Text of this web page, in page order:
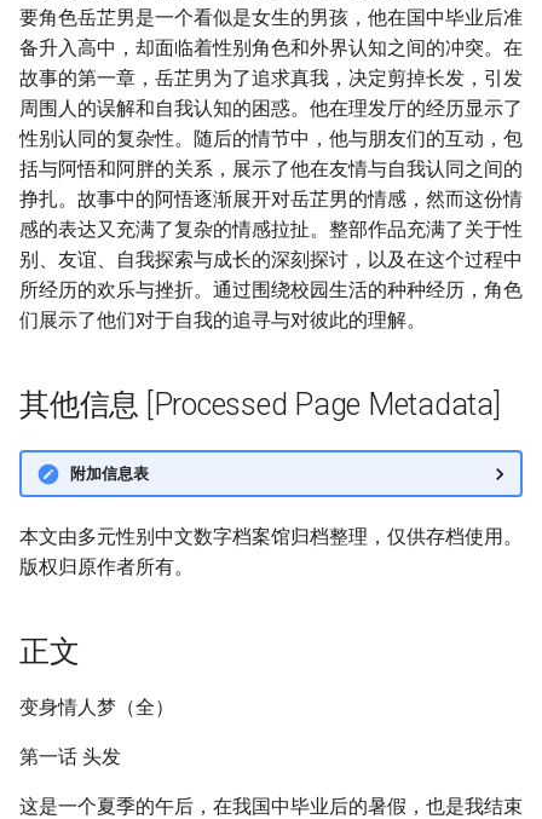
要角色岳芷男是一个看似是女生的男孩，他在国中毕业后准
备升入高中，却面临着性别角色和外界认知之间的冲突。在
故事的第一章，岳芷男为了追求真我，决定剪掉长发，引发
周围人的误解和自我认知的困惑。他在理发厅的经历显示了
性别认同的复杂性。随后的情节中，他与朋友们的互动，包
括与阿悟和阿胖的关系，展示了他在友情与自我认同之间的
挣扎。故事中的阿悟逐渐展开对岳芷男的情感，然而这份情
感的表达又充满了复杂的情感拉扯。整部作品充满了关于性
别、友谊、自我探索与成长的深刻探讨，以及在这个过程中
所经历的欢乐与挫折。通过围绕校园生活的种种经历，角色
们展示了他们对于自我的追寻与对彼此的理解。
其他信息 [Processed Page Metadata]
附加信息表
本文由多元性别中文数字档案馆归档整理，仅供存档使用。
版权归原作者所有。
正文
变身情人梦（全）
第一话 头发
这是一个夏季的午后，在我国中毕业后的暑假，也是我结束